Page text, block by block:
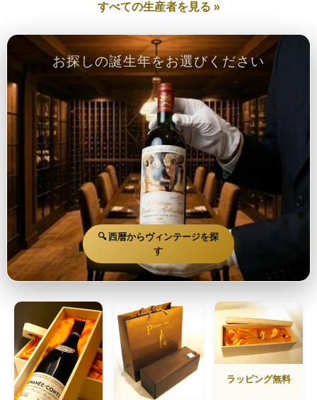
すべての生産者を見る »
お探しの誕生年をお選びください
🔍 西暦からヴィンテージを探
す
ラッピング無料